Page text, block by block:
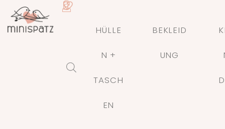
HÜLLE
N +
TASCH
EN
BEKLEID
UNG